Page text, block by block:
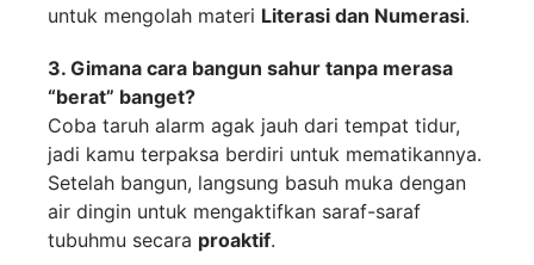
untuk mengolah materi Literasi dan Numerasi.
3. Gimana cara bangun sahur tanpa merasa
“berat” banget?
Coba taruh alarm agak jauh dari tempat tidur,
jadi kamu terpaksa berdiri untuk mematikannya.
Setelah bangun, langsung basuh muka dengan
air dingin untuk mengaktifkan saraf-saraf
tubuhmu secara proaktif.